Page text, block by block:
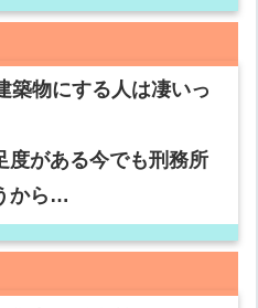
築物にする人は凄いっ
度がある今でも刑務所
から…